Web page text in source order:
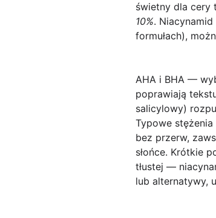
świetny dla cery
10%.
formułach),
AHA i BHA —
poprawiają
salicylowy)
Typowe
bez przerw,
słońce. Krótkie
tłustej —
lub alternatywy,